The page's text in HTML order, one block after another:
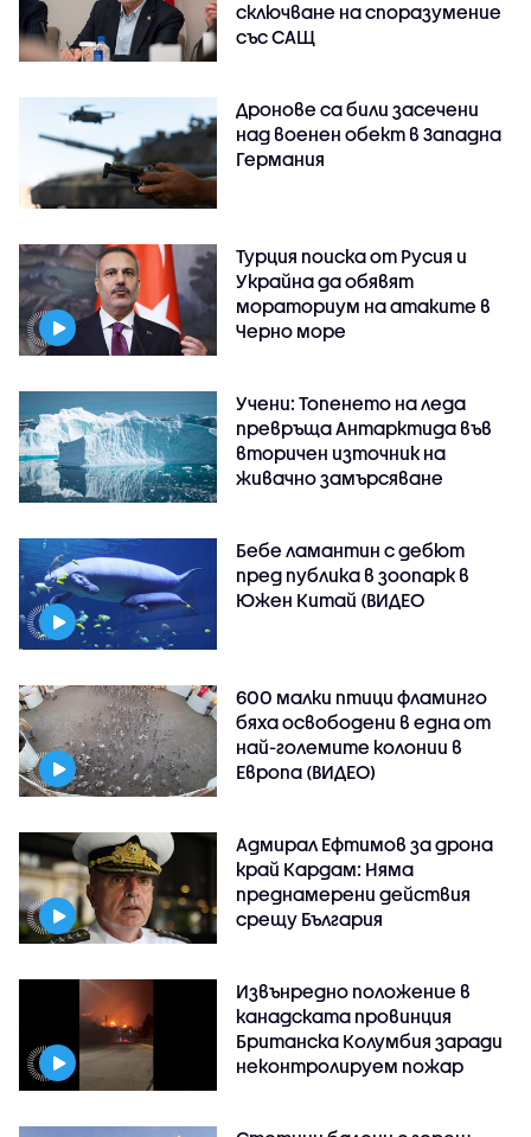
сключване на споразумение
със САЩ
Дронове са били засечени
над военен обект в Западна
Германия
Турция поиска от Русия и
Украйна да обявят
мораториум на атаките в
Черно море
Учени: Топенето на леда
превръща Антарктида във
вторичен източник на
живачно замърсяване
Бебе ламантин с дебют
пред публика в зоопарк в
Южен Китай (ВИДЕО
600 малки птици фламинго
бяха освободени в една от
най-големите колонии в
Европа (ВИДЕО)
Адмирал Ефтимов за дрона
край Кардам: Няма
преднамерени действия
срещу България
Извънредно положение в
канадската провинция
Британска Колумбия заради
неконтролируем пожар